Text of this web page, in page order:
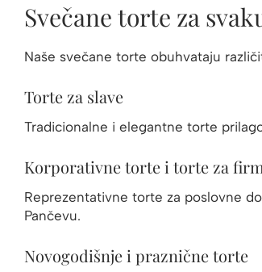
Svečane torte za
Naše svečane torte obuhvataju
Torte za slave
Tradicionalne i elegantne torte
Korporativne torte i torte za
Reprezentativne torte za poslovne
Pančevu.
Novogodišnje i praznične torte